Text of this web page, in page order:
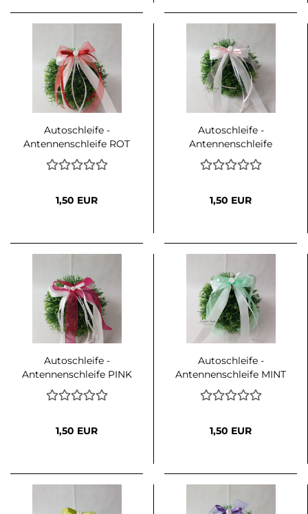
Autoschleife -
Antennenschleife ROT
mit Weiß oder Creme
kombiniert
1,50 EUR
Autoschleife -
Antennenschleife
ROSA mit Weiß oder
Creme kombiniert
1,50 EUR
Autoschleife -
Antennenschleife PINK
mit Weiß oder Creme
kombiniert
1,50 EUR
Autoschleife -
Antennenschleife MINT
mit Weiß oder Creme
kombiniert
1,50 EUR